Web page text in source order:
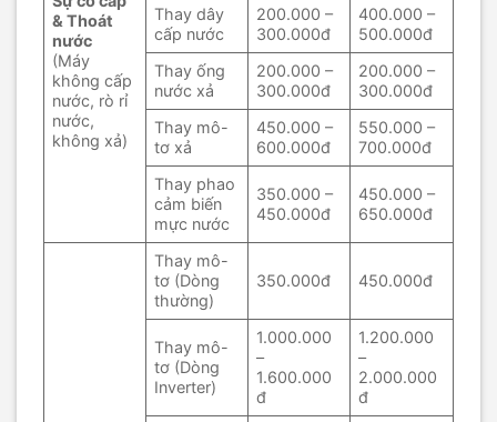
& Thoát
nước
(Máy
không cấp
nước, rò rỉ
nước,
không xả)
Thay dây
cấp nước
200.000 –
300.000đ
400.000 –
500.000đ
Thay ống
nước xả
200.000 –
300.000đ
200.000 –
300.000đ
Thay mô-
tơ xả
450.000 –
600.000đ
550.000 –
700.000đ
Thay phao
cảm biến
mực nước
350.000 –
450.000đ
450.000 –
650.000đ
Thay mô-
tơ (Dòng
thường)
350.000đ 450.000đ
Thay mô-
tơ (Dòng
Inverter)
1.000.000
–
1.600.000
đ
1.200.000
–
2.000.000
đ